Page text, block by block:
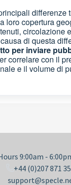
differenze
loro copertura
circolazione
di questa
per inviare
correlare con il
e il volume di
9:00am -
+44 (0)207 871